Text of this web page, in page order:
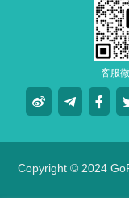
客服
Copyright © 2024